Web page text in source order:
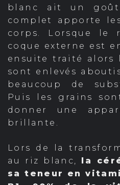
blanc ait un
complet apporte
corps. Lorsque le
coque externe est
ensuite traité alors
sont enlevés
beaucoup de
Puis les grains
donner une
brillante.
Lors de la
au riz blanc, la
sa teneur en